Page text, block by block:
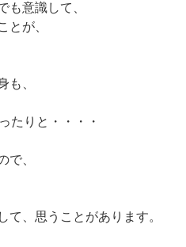
も意識して、
とが、
も、
たりと・・・・
で、
て、思うことがあります。